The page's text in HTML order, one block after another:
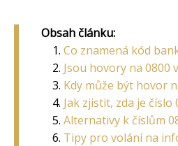
Obsah článku:
Co znamená kód
Jsou hovory na 0800
Kdy může být hovor
Jak zjistit, zda je číslo
Alternativy k číslům
Tipy pro volání na